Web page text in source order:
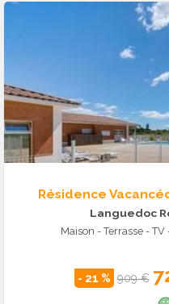
Résidence
Languedoc
Maison - Terrasse -
- 21 % 909 €